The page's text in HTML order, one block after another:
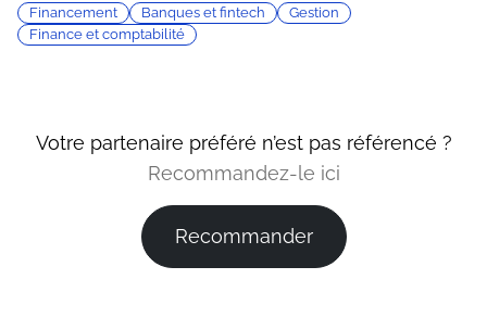
Financement Banques et fintech
Gestion
Finance et comptabilité
Votre partenaire préféré n’est pas référencé ?
Recommandez-le ici
Recommander